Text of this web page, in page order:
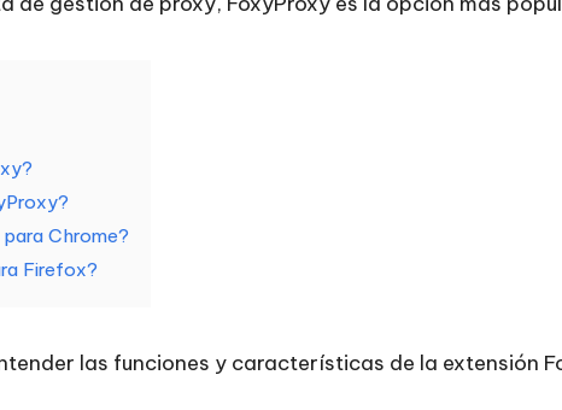
Chrome?
Firefox?
las funciones y características de la extensión